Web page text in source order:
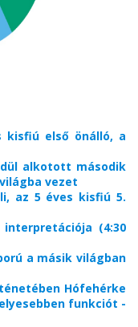
kisfiú első önálló, a
alkotott második
vezet
az 5 éves kisfiú 5.
(4:30
a másik világban
Hófehérke
funkciót -